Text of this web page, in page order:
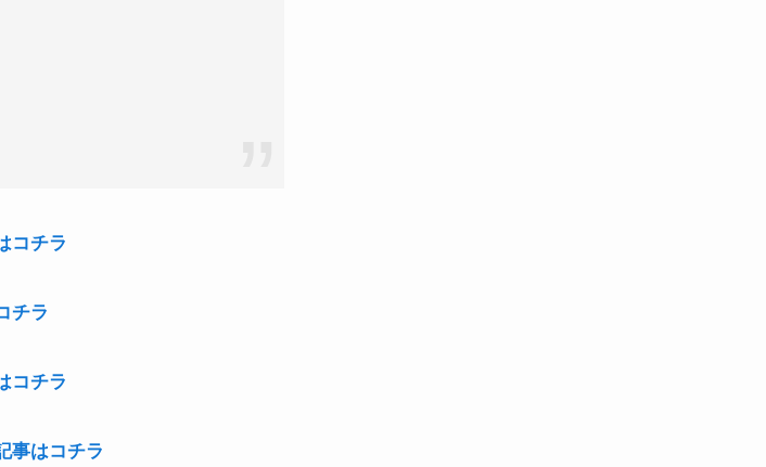
コチラ
チラ
コチラ
事はコチラ